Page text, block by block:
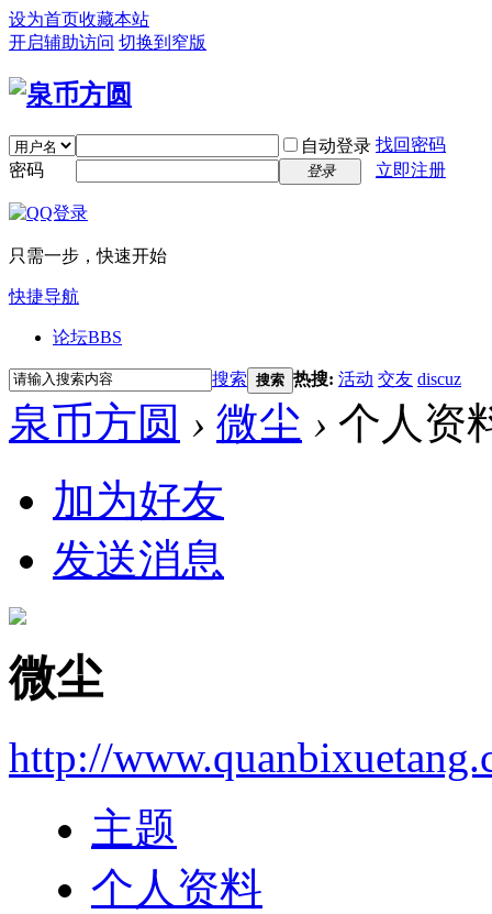
设为首页收藏本站
开启辅助访问 切换到窄版
自动登录 找回密码
密码
登录 立即注册
只需一步，快速开始
快捷导航
论坛BBS
搜索 搜索 热搜: 活动 交友 discuz
泉币方圆 › 微尘 › 个人资
加为好友
发送消息
微尘
http://
主题
个人资料